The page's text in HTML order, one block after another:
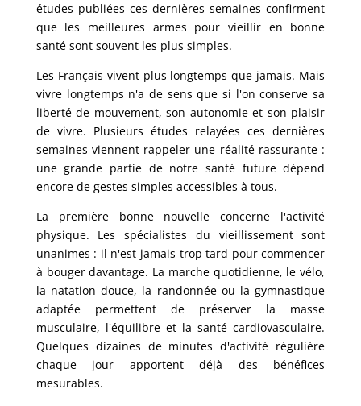
études publiées ces dernières semaines confirment
que les meilleures armes pour vieillir en bonne
santé sont souvent les plus simples.
Les Français vivent plus longtemps que jamais. Mais
vivre longtemps n'a de sens que si l'on conserve sa
liberté de mouvement, son autonomie et son plaisir
de vivre. Plusieurs études relayées ces dernières
semaines viennent rappeler une réalité rassurante :
une grande partie de notre santé future dépend
encore de gestes simples accessibles à tous.
La première bonne nouvelle concerne l'activité
physique. Les spécialistes du vieillissement sont
unanimes : il n'est jamais trop tard pour commencer
à bouger davantage. La marche quotidienne, le vélo,
la natation douce, la randonnée ou la gymnastique
adaptée permettent de préserver la masse
musculaire, l'équilibre et la santé cardiovasculaire.
Quelques dizaines de minutes d'activité régulière
chaque jour apportent déjà des bénéfices
mesurables.